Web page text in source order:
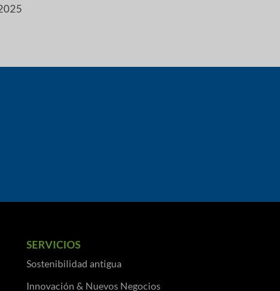
SERVICIOS
Sostenibilidad antigua
Innovación & Nuevos Negocios